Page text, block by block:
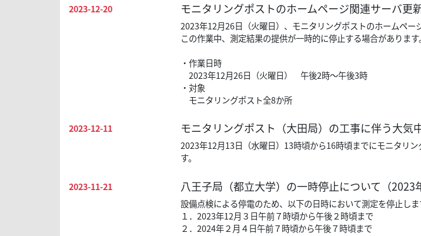
2023-12-20 モニタリングポストのホームページ関連サーバ更
2023年12月26日（火曜日）、モニタリングポストのホームペー
この作業中、測定結果の提供が一時的に停止する場合があります。
・作業日時
2023年12月26日（火曜日） 午後2時～午後3時
・対象
モニタリングポスト全8か所
2023-12-11 モニタリングポスト（大田局）の工事に伴う大
2023年12月13日（水曜日）13時頃から16時頃までにモニタリ
す。
2023-11-21 八王子局（都立大学）の一時停止について（2023
設備点検による停電のため、以下の日時において測定を停止しま
１．2023年12月３日午前７時頃から午後２時頃まで
２．2024年２月４日午前７時頃から午後７時頃まで